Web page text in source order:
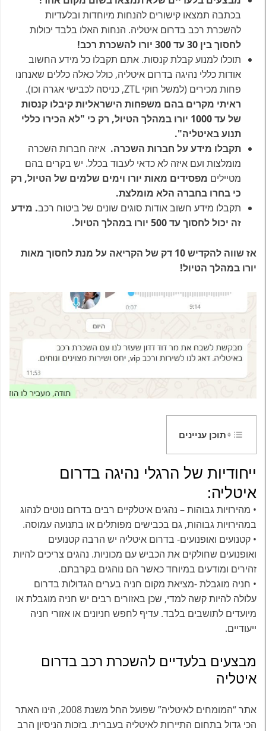
בכתבה תמצאו קישורים להנחות מיוחדות ובלעדיות
להשכרת רכב בדרום איטליה. הנחות האלו בלבד יכולות
לחסוך בין 30 עד 300 יורו להשכרת רכב!
תוכלו למנוע קבלת קנסות. אתם תקבלו כל מידע החשוב
אודות כללי נהיגה בדרום איטליה, כולל כאלה כללים שאנחנו
פחות מכירים (למשל חוקי ZTL, כניסה לכבישי אגרה וכו).
ראיתי מקרים בהם משפחות הישראליות קיבלו קנסות
של עד 1000 יורו במהלך הטיול, רק כי "לא הכירו כללי
תנוע באיטליה".
תקבלו מידע על חברות השכרה. איזה חברות השכרה
מומלצות ועם איזה לא כדאי לעבוד בכלל. יש בקרים בהם
מטיילים מפסידים מאות יורו וימים שלמים של הטיול, רק
כי בחרו בחברה הלא מומלצת.
תקבלו מידע חשוב אודות סוגים שונים של ביטוח רכב. מידע
זה יכול לחסוך עד 500 יורו במהלך הטיול.
אז שווה להקדיש 10 דק של הקריאה על מנת לחסוך מאות
יורו במהלך הטיול!
תוכן עניינים
ייחודיות של הרגלי נהיגה בדרום
איטליה:
• מהירויות גבוהות – נהגים איטלקיים רבים בדרום נוטים לנהוג
במהירויות גבוהות, גם בכבישים מפותלים או בתנועה עמוסה.
• קטנועים ואופנועים- בדרום איטליה יש הרבה קטנועים
ואופנועים שחולקים את הכביש עם מכוניות. נהגים צריכים להיות
זהירים ומודעים במיוחד כאשר הם נוהגים בקרבתם.
• חניה מוגבלת -מציאת מקום חניה בערים הגדולות בדרום
עלולה להיות קשה למדי, שכן באזורים רבים יש חניה מוגבלת או
מיועדים לתושבים בלבד. עדיף לחפש חניונים או אזורי חניה
ייעודיים.
מבצעים בלעדיים להשכרת רכב בדרום
איטליה
אתר “המומחים לאיטליה” שפועל החל משנת 2008, הינו האתר
הכי גדול בתחום התיירות לאיטליה בעברית. בזכות הניסיון הרב